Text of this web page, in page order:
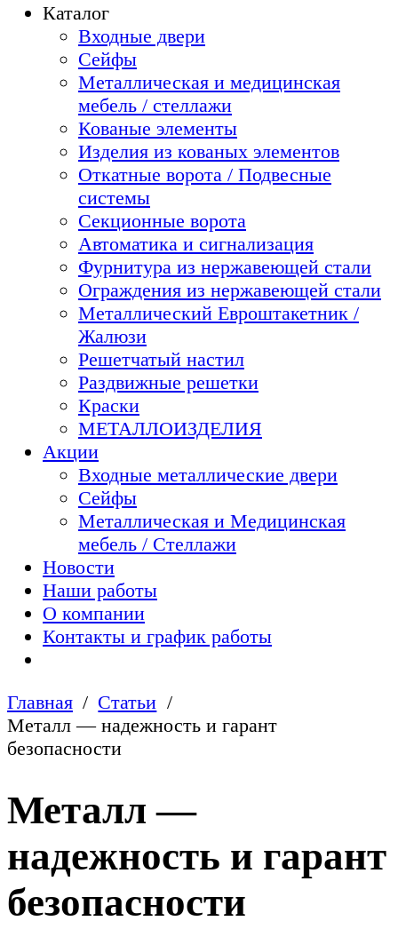
Каталог
Входные двери
Сейфы
Металлическая и медицинская
мебель / стеллажи
Кованые элементы
Изделия из кованых элементов
Откатные ворота / Подвесные
системы
Секционные ворота
Автоматика и сигнализация
Фурнитура из нержавеющей стали
Ограждения из нержавеющей стали
Металлический Евроштакетник /
Жалюзи
Решетчатый настил
Раздвижные решетки
Краски
МЕТАЛЛОИЗДЕЛИЯ
Акции
Входные металлические двери
Сейфы
Металлическая и Медицинская
мебель / Стеллажи
Новости
Наши работы
О компании
Контакты и график работы
Главная
Статьи
Металл — надежность и гарант
безопасности
Металл —
надежность и гарант
безопасности